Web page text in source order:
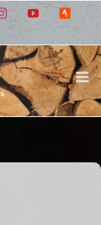
InstagramYouTube
Strava